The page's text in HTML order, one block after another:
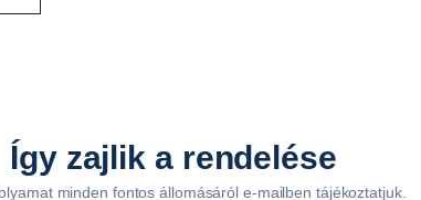
y
i
Így zajlik a rendelése
minden fontos állomásáról e-mailben tájékoztatjuk.